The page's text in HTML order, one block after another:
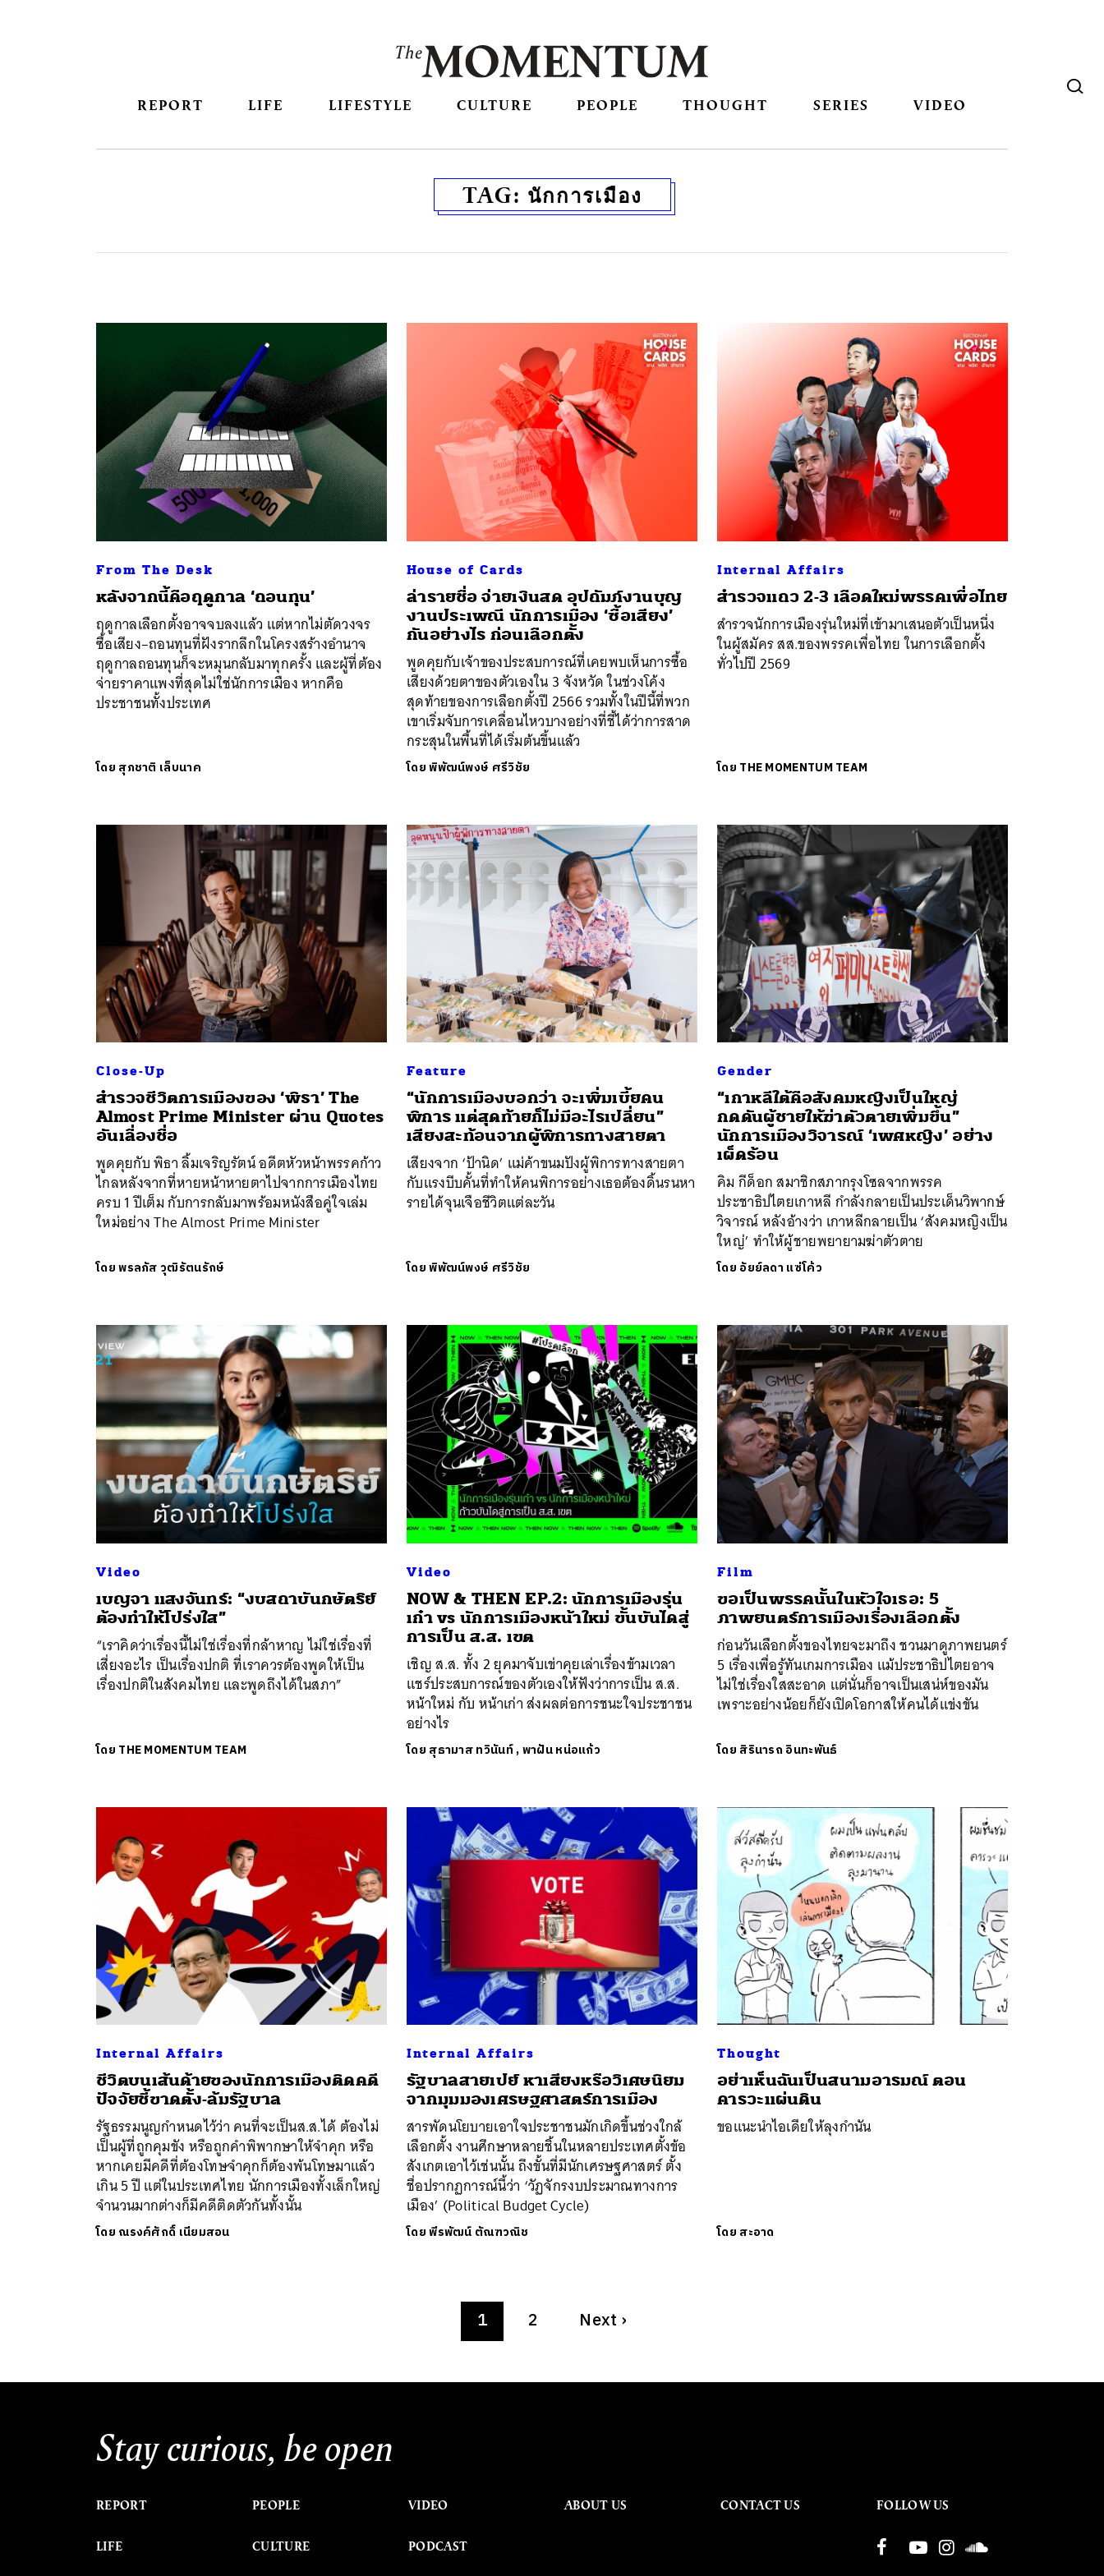
REPORT LIFE LIFESTYLE CULTURE PEOPLE THOUGHT SERIES VIDEO
TAG: นักการเมือง
From The Desk
หลังจากนี้คือฤดูกาล ‘ถอนทุน’
ฤดูกาลเลือกตั้งอาจจบลงแล้ว แต่หากไม่ตัดวงจร
ซื้อเสียง–ถอนทุนที่ฝังรากลึกในโครงสร้างอำนาจ
ฤดูกาลถอนทุนก็จะหมุนกลับมาทุกครั้ง และผู้ที่ต้อง
จ่ายราคาแพงที่สุดไม่ใช่นักการเมือง หากคือ
ประชาชนทั้งประเทศ
โดย สุภชาติ เล็บนาค
House of Cards
ล่ารายชื่อ จ่ายเงินสด อุปถัมภ์งานบุญ
งานประเพณี นักการเมือง ‘ซื้อเสียง’
กันอย่างไร ก่อนเลือกตั้ง
พูดคุยกับเจ้าของประสบการณ์ที่เคยพบเห็นการซื้อ
เสียงด้วยตาของตัวเองใน 3 จังหวัด ในช่วงโค้ง
สุดท้ายของการเลือกตั้งปี 2566 รวมทั้งในปีนี้ที่พวก
เขาเริ่มจับการเคลื่อนไหวบางอย่างที่ชี้ได้ว่าการสาด
กระสุนในพื้นที่ได้เริ่มต้นขึ้นแล้ว
โดยพิพัฒน์พงษ์ ศรีวิชัย
Internal Affairs
สำรวจแถว 2-3 เลือดใหม่พรรคเพื่อไทย
สำรวจนักการเมืองรุ่นใหม่ที่เข้ามาเสนอตัวเป็นหนึ่ง
ในผู้สมัคร สส.ของพรรคเพื่อไทย ในการเลือกตั้ง
ทั่วไปปี 2569
โดย THE MOMENTUM TEAM
Close-Up
สำรวจชีวิตการเมืองของ ‘พิธา’ The
Almost Prime Minister ผ่าน Quotes
อันเลื่องชื่อ
พูดคุยกับ พิธา ลิ้มเจริญรัตน์ อดีตหัวหน้าพรรคก้าว
ไกลหลังจากที่หายหน้าหายตาไปจากการเมืองไทย
ครบ 1 ปีเต็ม กับการกลับมาพร้อมหนังสือคู่ใจเล่ม
ใหม่อย่าง The Almost Prime Minister
โดยพรลภัส วุฒิรัตนรักษ์
Feature
“นักการเมืองบอกว่า จะเพิ่มเบี้ยคน
พิการ แต่สุดท้ายก็ไม่มีอะไรเปลี่ยน”
เสียงสะท้อนจากผู้พิการทางสายตา
เสียงจาก ‘ป้านิด’ แม่ค้าขนมปังผู้พิการทางสายตา
กับแรงบีบคั้นที่ทำให้คนพิการอย่างเธอต้องดิ้นรนหา
รายได้จุนเจือชีวิตแต่ละวัน
โดยพิพัฒน์พงษ์ ศรีวิชัย
Gender
“เกาหลีใต้คือสังคมหญิงเป็นใหญ่
กดดันผู้ชายให้ฆ่าตัวตายเพิ่มขึ้น”
นักการเมืองวิจารณ์ ‘เพศหญิง’ อย่าง
เผ็ดร้อน
คิม กีด็อก สมาชิกสภากรุงโซลจากพรรค
ประชาธิปไตยเกาหลี กำลังกลายเป็นประเด็นวิพากษ์
วิจารณ์ หลังอ้างว่า เกาหลีกลายเป็น ‘สังคมหญิงเป็น
ใหญ่’ ทำให้ผู้ชายพยายามฆ่าตัวตาย
โดย อัยย์ลดา แซ่โค้ว
Video
เบญจา แสงจันทร์: “งบสถาบันกษัตริย์
ต้องทำให้โปร่งใส”
“เราคิดว่าเรื่องนี้ไม่ใช่เรื่องที่กล้าหาญ ไม่ใช่เรื่องที่
เสี่ยงอะไร เป็นเรื่องปกติ ที่เราควรต้องพูดให้เป็น
เรื่องปกติในสังคมไทย และพูดถึงได้ในสภา”
โดย THE MOMENTUM TEAM
Video
NOW & THEN EP.2: นักการเมืองรุ่น
เก๋า vs นักการเมืองหน้าใหม่ ขั้นบันไดสู่
การเป็น ส.ส. เขต
เชิญ ส.ส. ทั้ง 2 ยุคมาจับเข่าคุยเล่าเรื่องข้ามเวลา
แชร์ประสบการณ์ของตัวเองให้ฟังว่าการเป็น ส.ส.
หน้าใหม่ กับ หน้าเก่า ส่งผลต่อการชนะใจประชาชน
อย่างไร
โดย สุธามาส ทวินันท์,พาฝัน หน่อแก้ว
Film
ขอเป็นพรรคนั้นในหัวใจเธอ: 5
ภาพยนตร์การเมืองเรื่องเลือกตั้ง
ก่อนวันเลือกตั้งของไทยจะมาถึง ชวนมาดูภาพยนตร์
5 เรื่องเพื่อรู้ทันเกมการเมือง แม้ประชาธิปไตยอาจ
ไม่ใช่เรื่องใสสะอาด แต่นั่นก็อาจเป็นเสน่ห์ของมัน
เพราะอย่างน้อยก็ยังเปิดโอกาสให้คนได้แข่งขัน
โดย สิรินารถ อินทะพันธ์
Internal Affairs
ชีวิตบนเส้นด้ายของนักการเมืองติดคดี
ปัจจัยชี้ขาดตั้ง-ล้มรัฐบาล
รัฐธรรมนูญกำหนดไว้ว่า คนที่จะเป็นส.ส.ได้ ต้องไม่
เป็นผู้ที่ถูกคุมขัง หรือถูกคําพิพากษาให้จําคุก หรือ
หากเคยมีคดีที่ต้องโทษจำคุกก็ต้องพ้นโทษมาแล้ว
เกิน 5 ปี แต่ในประเทศไทย นักการเมืองทั้งเล็กใหญ่
จำนวนมากต่างก็มีคดีติดตัวกันทั้งนั้น
โดย ณรงค์ศักดิ์ เนียมสอน
Internal Affairs
รัฐบาลสายเปย์ หาเสียงหรือวิเศษนิยม
จากมุมมองเศรษฐศาสตร์การเมือง
สารพัดนโยบายเอาใจประชาชนมักเกิดขึ้นช่วงใกล้
เลือกตั้ง งานศึกษาหลายชิ้นในหลายประเทศตั้งข้อ
สังเกตเอาไว้เช่นนั้น ถึงขั้นที่มีนักเศรษฐศาสตร์ ตั้ง
ชื่อปรากฏการณ์นี้ว่า ‘วัฏจักรงบประมาณทางการ
เมือง’ (Political Budget Cycle)
โดยพีรพัฒน์ ตัณฑวณิช
Thought
อย่าเห็นฉันเป็นสนามอารมณ์ ตอน
คารวะแผ่นดิน
ขอแนะนำไอเดียให้ลุงกำนัน
โดย สะอาด
1 2 Next ›
Stay curious, be open
REPORT
LIFE
PEOPLE
CULTURE
VIDEO
PODCAST
ABOUT US CONTACT US FOLLOW US
SHARE TWEET LINE EMAIL